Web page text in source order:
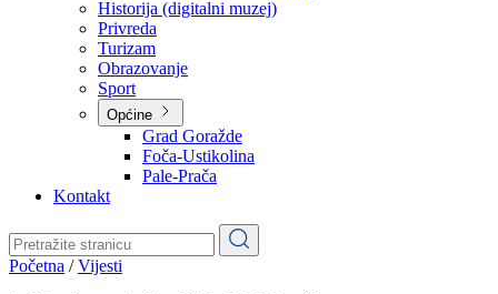
O kantonu
O kantonu
Simboli kantona (Grb, zastava)
Historija (digitalni muzej)
Privreda
Turizam
Obrazovanje
Općine
Pale-Prača
Kontakt